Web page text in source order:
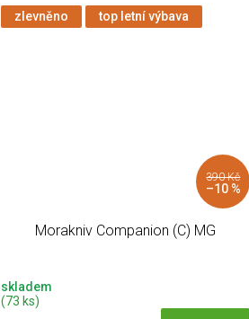
zlevněno top letní výbava
390 Kč
–10 %
Morakniv Companion (C) MG
skladem
(73 ks)